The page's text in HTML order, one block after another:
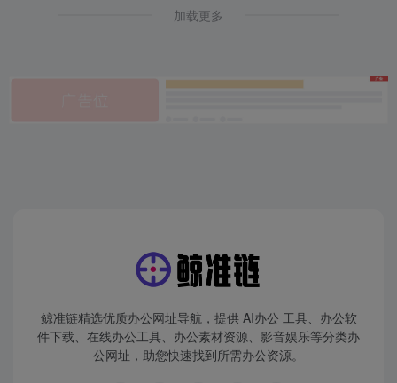
加载更多
鲸准链精选优质办公网址导航，提供 AI办公 工具、办公软
件下载、在线办公工具、办公素材资源、影音娱乐等分类办
公网址，助您快速找到所需办公资源。